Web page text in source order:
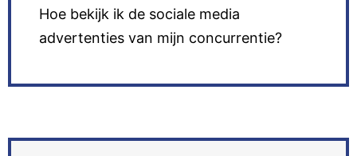
Hoe bekijk ik de sociale media
advertenties van mijn concurrentie?